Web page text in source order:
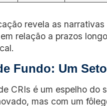
revela as
relação a prazos
Fundo: Um
CRIs é um espelho do
mas com um